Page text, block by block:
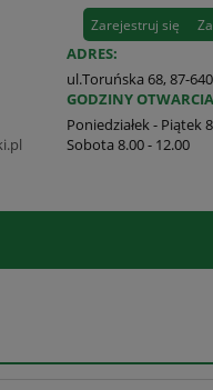
Zarejestruj się
ADRES:
ul.Toruńska 68, 87-
GODZINY OTWARCIA
Poniedziałek - Piątek
Sobota 8.00 - 12.00